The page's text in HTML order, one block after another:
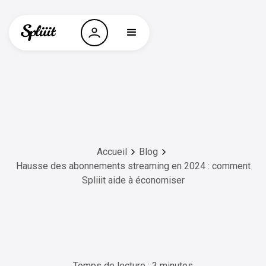
Accueil
Blog
Hausse des abonnements streaming en 2024 : comment
Spliiit aide à économiser